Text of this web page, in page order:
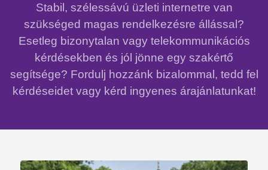
Stabil, szélessávú üzleti internetre van
szükséged magas rendelkezésre állással?
Esetleg bizonytalan vagy telekommunikációs
kérdésekben és jól jönne egy szakértő
segítsége? Fordulj hozzánk bizalommal, tedd fel
kérdéseidet vagy kérd ingyenes árajánlatunkat!